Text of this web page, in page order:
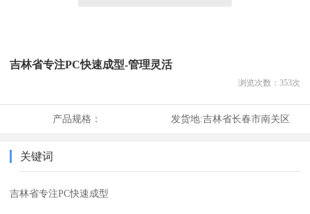
吉林省专注PC快速成型-管理灵活
浏览次数： 353次
产品规格： 发货地:吉林省长春市南关区
关键词
吉林省专注PC快速成型